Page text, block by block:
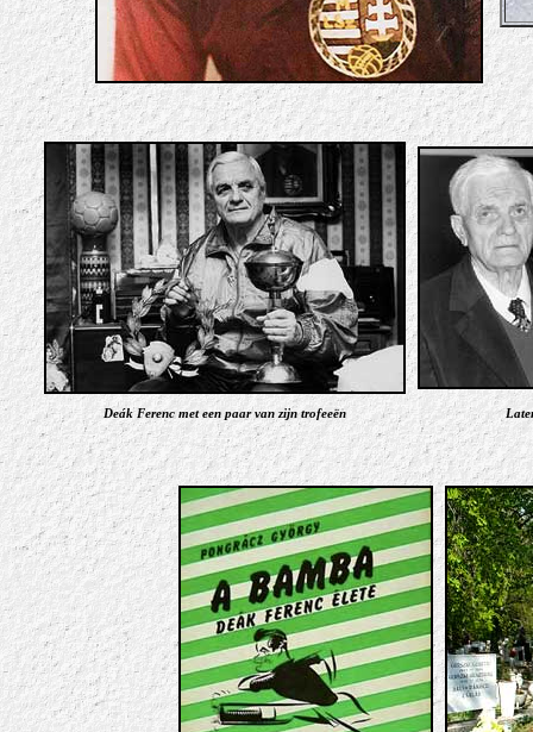
Deák Ferenc met een paar van zijn trofeeën